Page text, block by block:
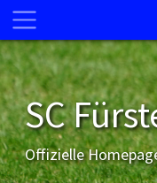
SC
Offizielle